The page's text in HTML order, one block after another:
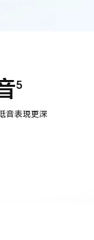
5
音表現更深